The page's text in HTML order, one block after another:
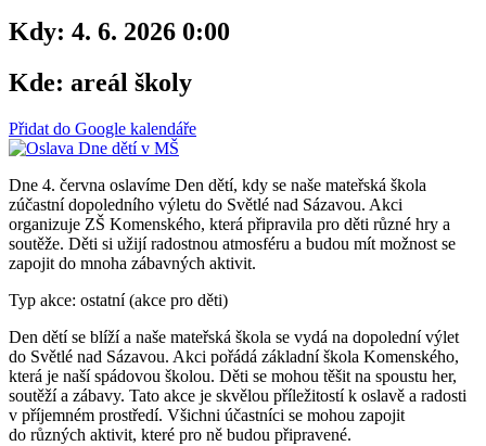
Kdy: 4. 6. 2026 0:00
Kde: areál školy
Přidat do Google kalendáře
Dne 4. června oslavíme Den dětí, kdy se naše mateřská škola
zúčastní dopoledního výletu do Světlé nad Sázavou. Akci
organizuje ZŠ Komenského, která připravila pro děti různé hry a
soutěže. Děti si užijí radostnou atmosféru a budou mít možnost se
zapojit do mnoha zábavných aktivit.
Typ akce: ostatní (akce pro děti)
Den dětí se blíží a naše mateřská škola se vydá na dopolední výlet
do Světlé nad Sázavou. Akci pořádá základní škola Komenského,
která je naší spádovou školou. Děti se mohou těšit na spoustu her,
soutěží a zábavy. Tato akce je skvělou příležitostí k oslavě a radosti
v příjemném prostředí. Všichni účastníci se mohou zapojit
do různých aktivit, které pro ně budou připravené.